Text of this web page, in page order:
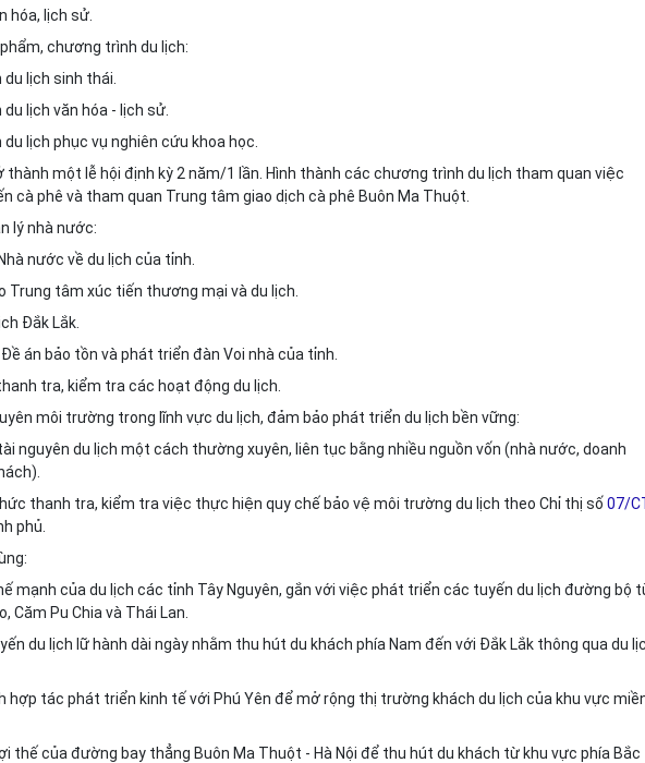
hóa, lịch sử.
chương trình du lịch:
lịch sinh thái.
lịch văn hóa - lịch sử.
lịch phục vụ nghiên cứu khoa học.
một lễ hội định kỳ 2 năm/1 lần. Hình thành các chương trình du lịch tham quan việc
cà phê và tham quan Trung tâm giao dịch cà phê Buôn Ma Thuột.
lý nhà nước:
nước về du lịch của tỉnh.
Trung tâm xúc tiến thương mại và du lịch.
Đắk Lắk.
án bảo tồn và phát triển đàn Voi nhà của tỉnh.
tra, kiểm tra các hoạt động du lịch.
môi trường trong lĩnh vực du lịch, đảm bảo phát triển du lịch bền vững:
nguyên du lịch một cách thường xuyên, liên tục bằng nhiều nguồn vốn (nhà nước, doanh
thanh tra, kiểm tra việc thực hiện quy chế bảo vệ môi trường du lịch theo Chỉ thị số 07/
phủ.
mạnh của du lịch các tỉnh Tây Nguyên, gắn với việc phát triển các tuyến du lịch đường bộ
Căm Pu Chia và Thái Lan.
du lịch lữ hành dài ngày nhằm thu hút du khách phía Nam đến với Đắk Lắk thông qua du
hợp tác phát triển kinh tế với Phú Yên đểmở rộng thị trường khách du lịch của khu vực
thế của đường bay thẳng Buôn Ma Thuột - Hà Nội để thu hút du khách từ khu vực phía Bắc